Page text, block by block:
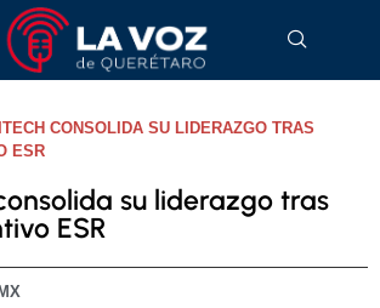
CONSOLIDA SU LIDERAZGO TRAS
ESR
su liderazgo tras
ESR